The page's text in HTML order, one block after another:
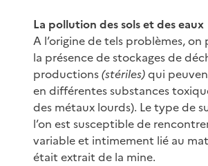
La pollution des sols et des eaux
A l’origine de tels problèmes,
la présence de stockages de
productions(stériles)qui
en différentes substances
des métaux lourds). Le type de
l’on est susceptible de
variable et intimement lié au
était extrait de la mine.